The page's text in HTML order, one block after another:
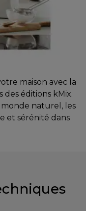
maison avec la
éditions kMix.
naturel, les
et sérénité dans